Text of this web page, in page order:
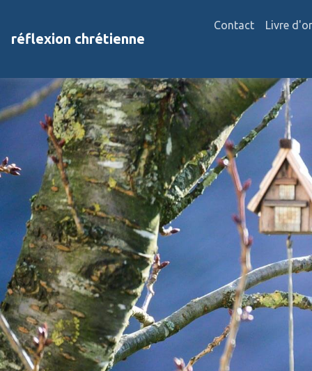
réflexion chrétienne
Contact Livre d'or